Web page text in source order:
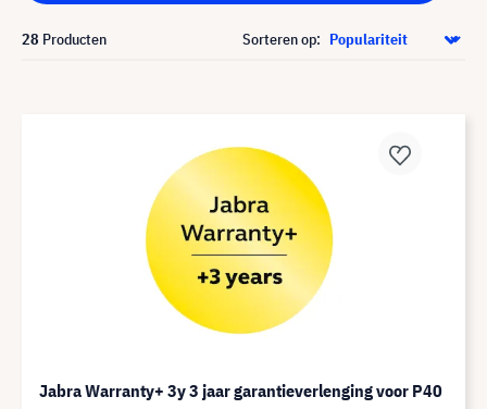
28 Producten Sorteren op:
Jabra Warranty+ 3y 3 jaar garantieverlenging voor P40